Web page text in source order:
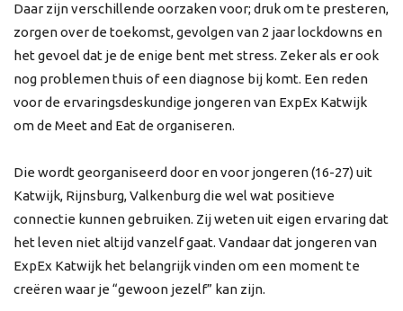
Daar zijn verschillende oorzaken voor; druk om te presteren,
zorgen over de toekomst, gevolgen van 2 jaar lockdowns en
het gevoel dat je de enige bent met stress. Zeker als er ook
nog problemen thuis of een diagnose bij komt. Een reden
voor de ervaringsdeskundige jongeren van ExpEx Katwijk
om de Meet and Eat de organiseren.
Die wordt georganiseerd door en voor jongeren (16-27) uit
Katwijk, Rijnsburg, Valkenburg die wel wat positieve
connectie kunnen gebruiken. Zij weten uit eigen ervaring dat
het leven niet altijd vanzelf gaat. Vandaar dat jongeren van
ExpEx Katwijk het belangrijk vinden om een moment te
creëren waar je “gewoon jezelf” kan zijn.